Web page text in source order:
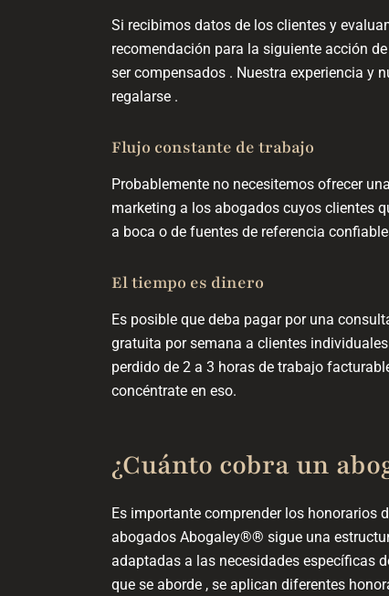
Si recibimos datos de los clientes y
recomendación para la siguiente acción
ser compensados . Nuestra experiencia y
regalarse .
Flujo constante de trabajo
Probablemente no necesitemos ofrecer
marketing a los abogados cuyos clientes
a boca o de fuentes de referencia
El tiempo es dinero
Es posible que deba pagar por una
gratuita por semana a clientes
perdido de 2 a 3 horas de trabajo
concéntrate en eso.
¿Cuánto cobra un
Es importante comprender los honorarios
abogados Abogaley®® sigue una
adaptadas a las necesidades específicas
que se aborde , se aplican diferentes